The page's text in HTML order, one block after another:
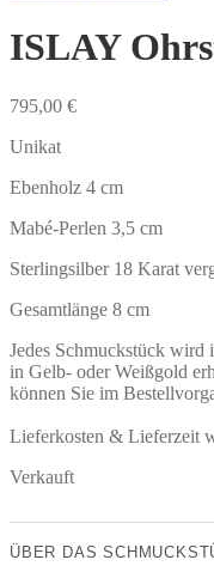
ISLAY
795,00 €
Unikat
Ebenholz 4 cm
Mabé-Perlen 3,5 cm
Sterlingsilber 18 Karat
Gesamtlänge 8 cm
Jedes Schmuckstück
in Gelb- oder Weißgold
können Sie im
Lieferkosten & Lieferzeit
Verkauft
ÜBER DAS